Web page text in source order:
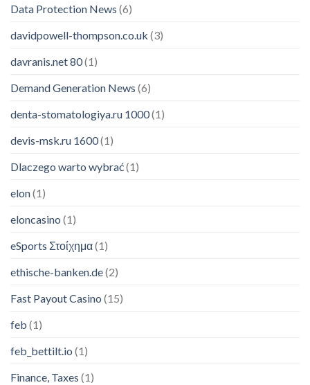
Data Protection News (6)
davidpowell-thompson.co.uk (3)
davranis.net 80(1)
Demand Generation News (6)
denta-stomatologiya.ru 1000(1)
devis-msk.ru 1600(1)
Dlaczego warto wybrać(1)
elon(1)
eloncasino (1)
eSports Στοίχημα(1)
ethische-banken.de(2)
Fast Payout Casino (15)
feb (1)
feb_bettilt.io (1)
Finance, Taxes (1)